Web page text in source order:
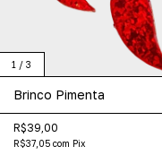
1 / 3
Brinco Pimenta
R$39,00
R$37,05 com Pix